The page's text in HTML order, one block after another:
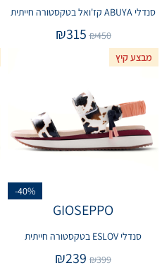
סנדלי ABUYA קז'ואל בטקסטורה חייתית
₪450
₪315
מבצע קיץ
-40%
GIOSEPPO
סנדלי ESLOV בטקסטורה חייתית
₪399
₪239